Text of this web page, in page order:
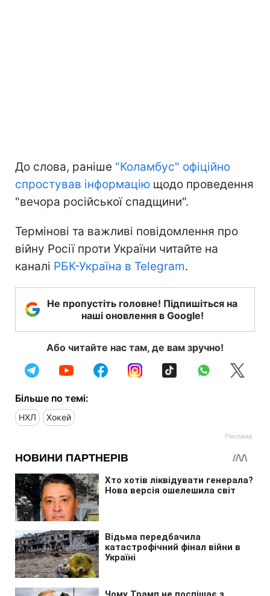
До слова, раніше "Коламбус" офіційно
спростував інформацію щодо проведення
"вечора російської спадщини".
Термінові та важливі повідомлення про
війну Росії проти України читайте на
каналі РБК-Україна в Telegram.
Не пропустіть головне! Підпишіться на
наші оновлення в Google!
Або читайте нас там, де вам зручно!
Більше по темі:
НХЛ Хокей